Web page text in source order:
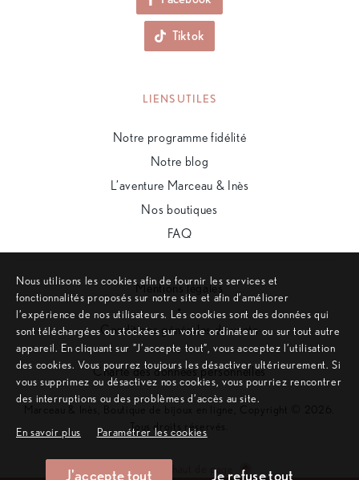
Tiktok
LIENS UTILES
Notre programme fidélité
Notre blog
L’aventure Marceau & Inès
Nos boutiques
FAQ
Mentions légales
•
Conditions générales de vente
•
Charte des données personnelles
Marceau & Inès, Boutique de bijoux en ligne, Copyright © 2026.
Tous droits réservés.
Remonter en haut de page
Nous utilisons les cookies afin de fournir les services et
fonctionnalités proposés sur notre site et afin d’améliorer
l’expérience de nos utilisateurs. Les cookies sont des données qui
sont téléchargées ou stockées sur votre ordinateur ou sur tout autre
appareil. En cliquant sur ”J’accepte tout”, vous acceptez l’utilisation
des cookies. Vous pourrez toujours les désactiver ultérieurement. Si
vous supprimez ou désactivez nos cookies, vous pourriez rencontrer
des interruptions ou des problèmes d’accès au site.
En savoir plus Paramétrer les cookies
J'accepte tout Je refuse tout